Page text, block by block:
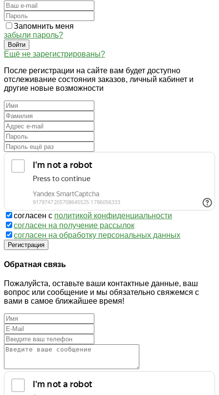
Запомнить меня
забыли пароль?
Войти
Ещё не зарегистрированы?
После регистрации на сайте вам будет доступно
отслеживание состояния заказов, личный кабинет и
другие новые возможности
согласен с политикой конфиденциальности
согласен на получение рассылок
согласен на обработку персональных данных
Регистрация
Обратная связь
Пожалуйста, оставьте ваши контактные данные, ваш
вопрос или сообщение и мы обязательно свяжемся с
вами в самое ближайшее время!